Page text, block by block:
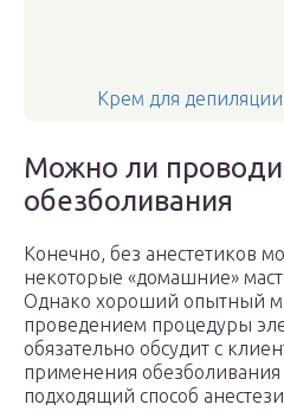
Крем для депиляции
Можно ли
обезболивания
Конечно, без анестетиков
некоторые «домашние»
Однако хороший опытный
проведением процедуры
обязательно обсудит с
применения
подходящий способ